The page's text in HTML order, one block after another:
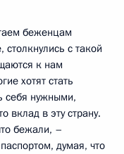
беженцам
с такой
к нам
хотят стать
себя нужными,
вклад в эту страну.
бежали, –
думая, что